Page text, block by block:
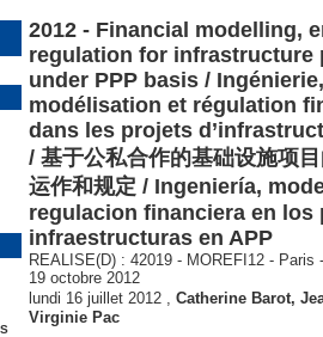
2012 - Financial modelling,
regulation for infrastructure
under PPP basis / Ingénierie,
modélisation et régulation
dans les projets
/ 基于公私合作的基础设施项
运作和规定 / Ingeniería,
regulacion financiera en los
infraestructuras en APP
REALISE(D) : 42019 - MOREFI12 - Paris
19 octobre 2012
lundi 16 juillet 2012 , Catherine Barot,
Virginie Pac